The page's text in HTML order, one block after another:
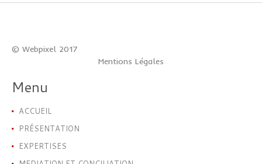
© Webpixel 2017
Mentions Légales
Menu
ACCUEIL
PRÉSENTATION
EXPERTISES